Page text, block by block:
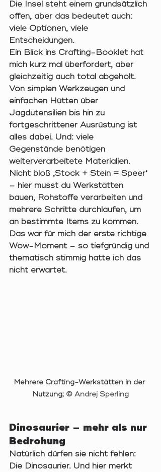
Die Insel steht einem grundsätzlich
offen, aber das bedeutet auch:
viele Optionen, viele
Entscheidungen.
Ein Blick ins Crafting-Booklet hat
mich kurz mal überfordert, aber
gleichzeitig auch total abgeholt.
Von simplen Werkzeugen und
einfachen Hütten über
Jagdutensilien bis hin zu
fortgeschrittener Ausrüstung ist
alles dabei. Und: viele
Gegenstände benötigen
weiterverarbeitete Materialien.
Nicht bloß ‚Stock + Stein = Speer‘
– hier musst du Werkstätten
bauen, Rohstoffe verarbeiten und
mehrere Schritte durchlaufen, um
an bestimmte Items zu kommen.
Das war für mich der erste richtige
Wow-Moment – so tiefgründig und
thematisch stimmig hatte ich das
nicht erwartet.
Mehrere Crafting-Werkstätten in der
Nutzung; © Andrej Sperling
Dinosaurier – mehr als nur
Bedrohung
Natürlich dürfen sie nicht fehlen:
Die Dinosaurier. Und hier merkt